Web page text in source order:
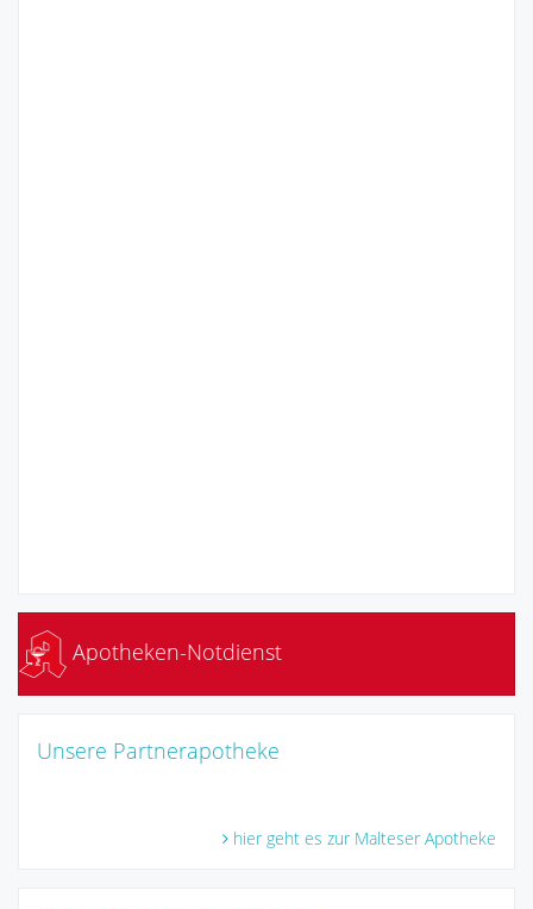
Apotheken-Notdienst
Unsere Partnerapotheke
hier geht es zur Malteser Apotheke